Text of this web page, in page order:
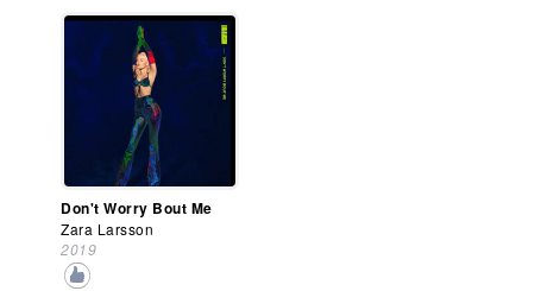
Don't Worry Bout Me
Zara Larsson
2019